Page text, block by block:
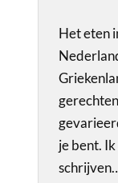
Het eten
je bent.